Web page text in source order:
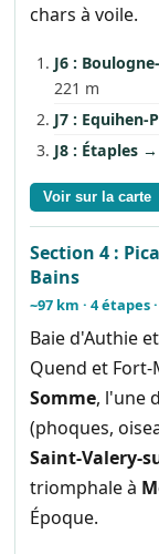
chars à voile.
J6 :
221 m
J7 :
J8 : Étaples
Voir sur la carte
Section 4 :
Bains
~97 km · 4 étapes
Baie d'Authie
Quend et Fort-
Somme, l'une
(phoques,
Saint-Valery-
triomphale à
Époque.